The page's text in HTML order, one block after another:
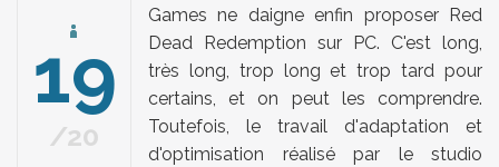
19
20
Games ne daigne enfin proposer Red
Dead Redemption sur PC. C'est long,
très long, trop long et trop tard pour
certains, et on peut les comprendre.
Toutefois, le travail d'adaptation et
d'optimisation réalisé par le studio